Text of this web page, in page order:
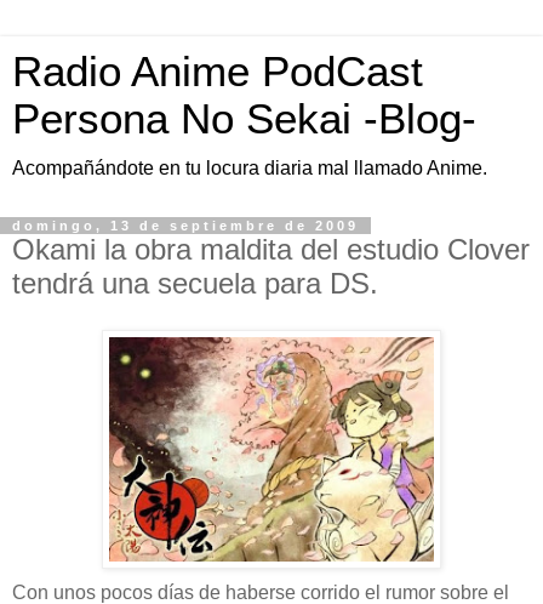
Radio Anime PodCast
Persona No Sekai -Blog-
Acompañándote en tu locura diaria mal llamado Anime.
domingo, 13 de septiembre de 2009
Okami la obra maldita del estudio Clover
tendrá una secuela para DS.
Con unos pocos días de haberse corrido el rumor sobre el